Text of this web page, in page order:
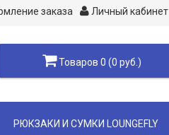
заказа Личный кабинет
Товаров 0 (0 руб.)
РЮКЗАКИ И СУМКИ LOUNGEFLY